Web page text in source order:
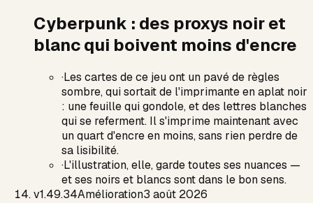
Cyberpunk : des proxys noir et
blanc qui boivent moins d'encre
·Les cartes de ce jeu ont un pavé de règles
sombre, qui sortait de l'imprimante en aplat noir
: une feuille qui gondole, et des lettres blanches
qui se referment. Il s'imprime maintenant avec
un quart d'encre en moins, sans rien perdre de
sa lisibilité.
·L'illustration, elle, garde toutes ses nuances —
et ses noirs et blancs sont dans le bon sens.
v1.49.34Amélioration3 août 2026